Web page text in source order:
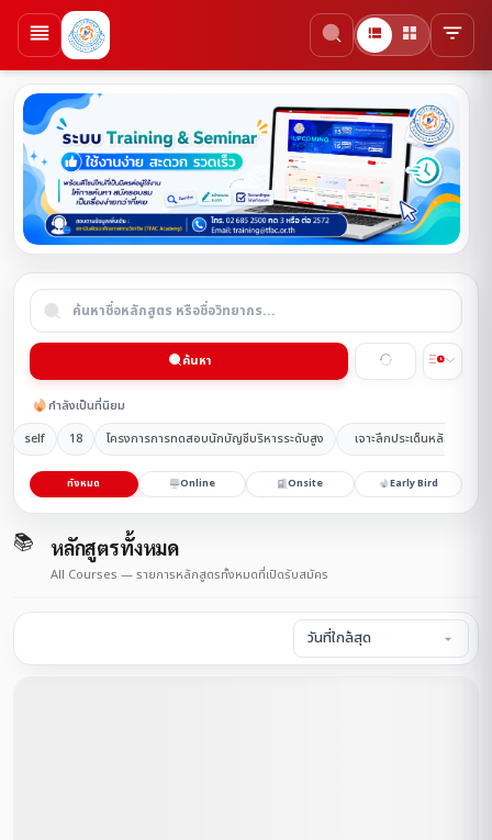
ค้นหา
กำลังเป็นที่นิยม
self
18 โครงการการทดสอบนักบัญชีบริหารระดับสูง เจาะลึกประเด็นหลักมาตร
ทั้งหมด Online Onsite Early Bird
📚 หลักสูตรทั้งหมด
All Courses — รายการหลักสูตรทั้งหมดที่เปิดรับสมัคร